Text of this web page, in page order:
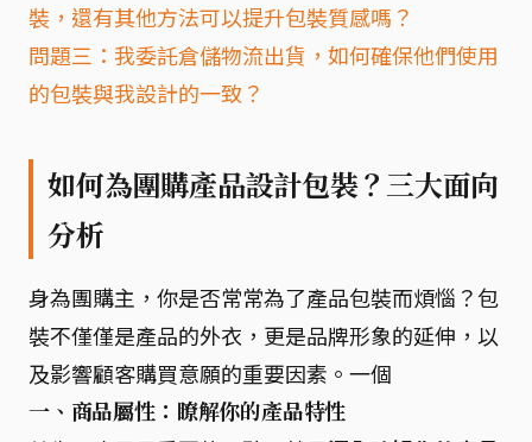
裝，還有其他方法可以提升包裝質感嗎？
問題三：我委託倉儲物流出貨，如何確保他們使用
的包裝與我設計的一致？
如何為團購產品設計包裝？三大面向
分析
身為團購主，你是否常常為了產品包裝而煩惱？包
裝不僅僅是產品的外衣，更是品牌形象的延伸，以
及影響顧客購買意願的重要因素。一個
一、商品屬性：瞭解你的產品特性